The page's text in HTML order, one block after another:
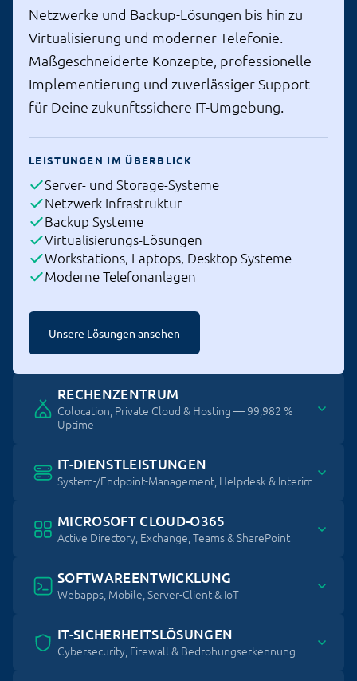
Netzwerke und Backup-Lösungen bis hin zu
Virtualisierung und moderner Telefonie.
Maßgeschneiderte Konzepte, professionelle
Implementierung und zuverlässiger Support
für Deine zukunftssichere IT-Umgebung.
LEISTUNGEN IM ÜBERBLICK
Server- und Storage-Systeme
Netzwerk Infrastruktur
Backup Systeme
Virtualisierungs-Lösungen
Workstations, Laptops, Desktop Systeme
Moderne Telefonanlagen
Unsere Lösungen ansehen
RECHENZENTRUM
Colocation, Private Cloud & Hosting — 99,982 %
Uptime
IT-DIENSTLEISTUNGEN
System-/Endpoint-Management, Helpdesk & Interim
MICROSOFT CLOUD-O365
Active Directory, Exchange, Teams & SharePoint
SOFTWAREENTWICKLUNG
Webapps, Mobile, Server-Client & IoT
IT-SICHERHEITSLÖSUNGEN
Cybersecurity, Firewall & Bedrohungserkennung